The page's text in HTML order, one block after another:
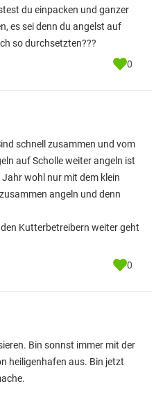
du einpacken und ganzer
es sei denn du angelst auf
so durchsetzten???
0
schnell zusammen und vom
auf Scholle weiter angeln ist
wohl nur mit dem klein
angeln und denn
Kutterbetreibern weiter geht
0
Bin sonnst immer mit der
heiligenhafen aus. Bin jetzt